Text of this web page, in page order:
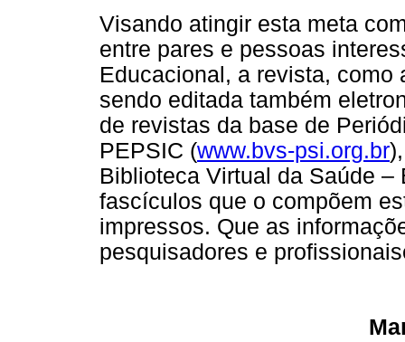
Visando atingir esta meta
entre pares e pessoas
Educacional, a revista,
sendo editada também
de revistas da base de
PEPSIC (www.bvs-psi.org.br
Biblioteca Virtual da Saúde
fascículos que o compõem
impressos. Que as
pesquisadores e